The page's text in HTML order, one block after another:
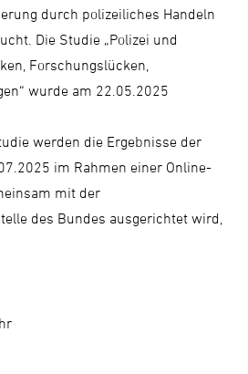
durch polizeiliches Handeln
Die Studie „Polizei und
Forschungslücken,
wurde am 22.05.2025
werden die Ergebnisse der
im Rahmen einer Online-
mit der
des Bundes ausgerichtet wird,